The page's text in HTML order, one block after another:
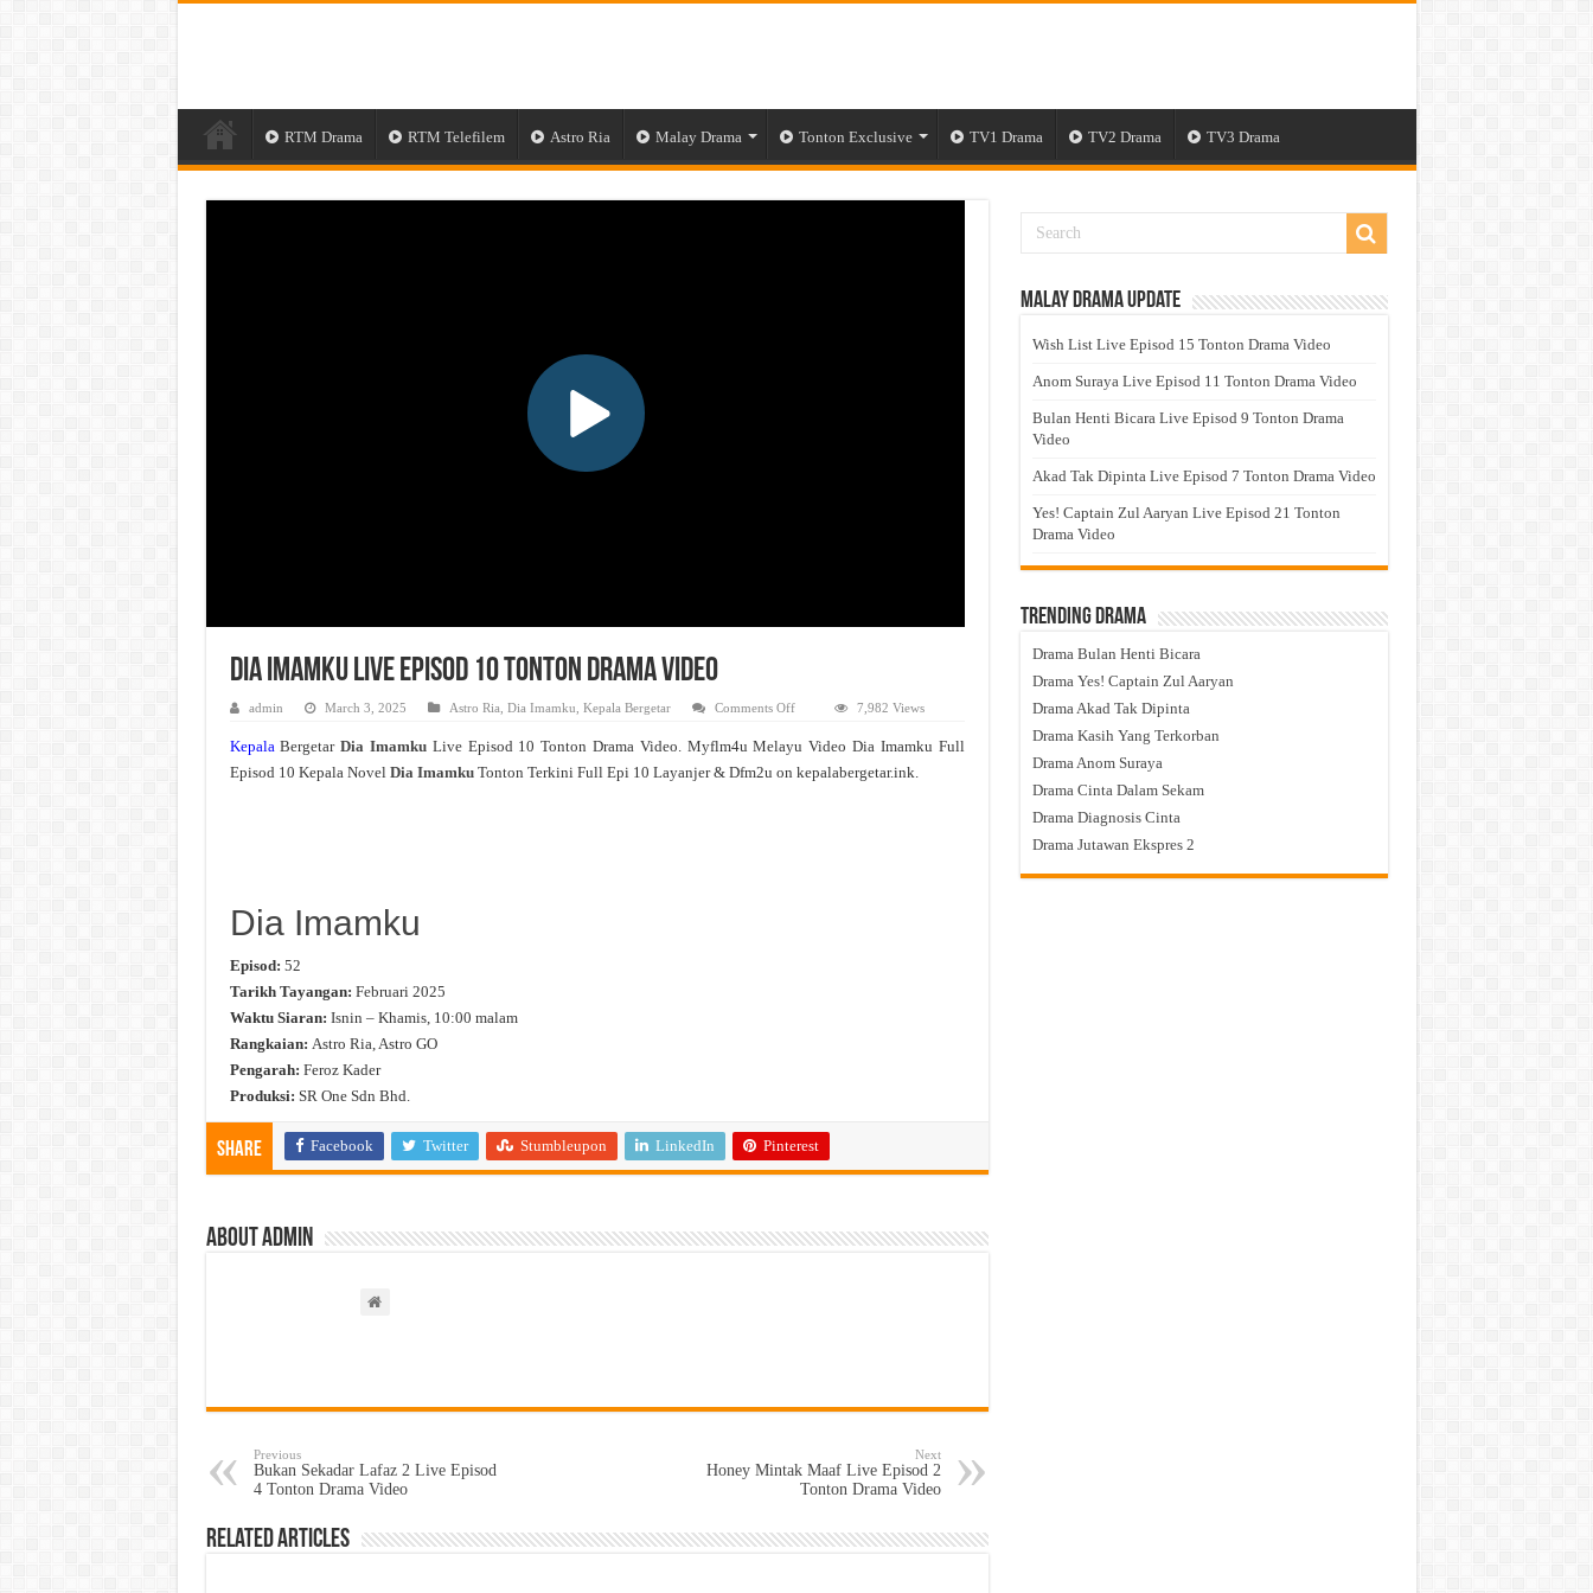
RTM Drama RTM Telefilem Astro Ria Malay Drama Tonton Exclusive TV1 Drama TV2 Drama TV3 Drama
Dia Imamku Live Episod 10 Tonton Drama Video
admin March 3, 2025 Astro Ria Dia Imamku Kepala Bergetar Comments Offon
Live
10
7,982 Views
KepalaBergetarDia Imamku Live Episod 10 Tonton Drama Video. Myflm4u Melayu Video Dia Imamku Full
Episod 10 Kepala NovelDia Imamku Tonton Terkini Full Epi 10 Layanjer & Dfm2u on kepalabergetar.ink.
Dia Imamku
Episod: 52
Tarikh Tayangan: Februari 2025
Waktu Siaran: Isnin – Khamis, 10:00 malam
Rangkaian: Astro Ria, Astro GO
Pengarah: Feroz Kader
Produksi: SR One Sdn Bhd.
Share Facebook Twitter Stumbleupon LinkedIn Pinterest
About admin
Previous
Bukan Sekadar Lafaz 2 Live Episod
4 Tonton Drama Video
Next
Honey Mintak Maaf Live Episod 2
Tonton Drama Video
Related Articles
Malay Drama Update
Wish List Live Episod 15 Tonton Drama Video
Anom Suraya Live Episod 11 Tonton Drama Video
Bulan Henti Bicara Live Episod 9 Tonton Drama
Video
Akad Tak Dipinta Live Episod 7 Tonton Drama Video
Yes! Captain Zul Aaryan Live Episod 21 Tonton
Drama Video
Trending Drama
Drama Bulan Henti Bicara
Drama Yes! Captain Zul Aaryan
Drama Akad Tak Dipinta
Drama Kasih Yang Terkorban
Drama Anom Suraya
Drama Cinta Dalam Sekam
Drama Diagnosis Cinta
Drama Jutawan Ekspres 2